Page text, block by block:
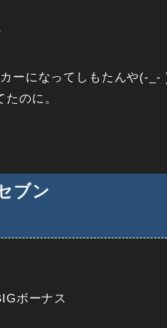
ーになってしもたんや(-_-
のに。
ブン
ボーナス